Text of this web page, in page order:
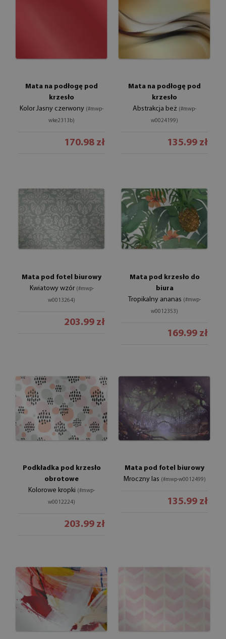
Mata na podłogę pod
krzesło
Kolor Jasny czerwony (#mwp-
wke2313b)
170.98 zł
Mata na podłogę pod
krzesło
Abstrakcja beż (#mwp-
w0024199)
135.99 zł
Mata pod fotel biurowy
Kwiatowy wzór (#mwp-
w0013264)
203.99 zł
Mata pod krzesło do
biura
Tropikalny ananas (#mwp-
w0012353)
169.99 zł
Podkładka pod krzesło
obrotowe
Kolorowe kropki (#mwp-
w0012224)
203.99 zł
Mata pod fotel biurowy
Mroczny las (#mwp-w0012499)
135.99 zł